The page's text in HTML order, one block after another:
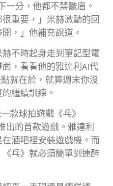
一分，他都不禁皺眉。
很重要，」米赫激動的回
，」他補充說道。
不時起身走到筆記型電
，看看他的雅達利AI代
就在於，就算週末你沒
繼續訓練。
款球拍遊戲《乓》
出的首款遊戲。雅達利
酒吧裡安裝遊戲機。而
乓》就必須簡單到連醉